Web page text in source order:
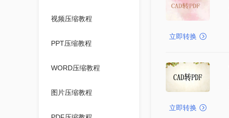
视频压缩教程
PPT压缩教程
WORD压缩教程
图片压缩教程
立即转换
立即转换